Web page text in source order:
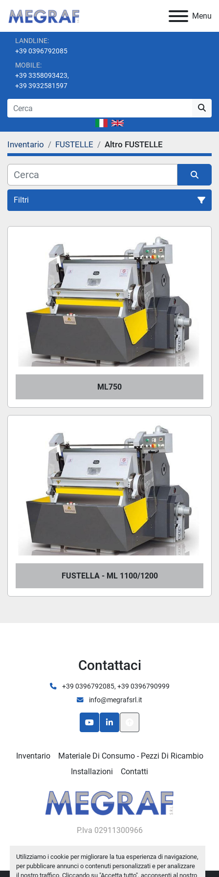
Utilizziamo i cookie per migliorare la tua esperienza di navigazione,
per pubblicare annunci o contenuti personalizzati e per analizzare
il nostro traffico. Cliccando su "Accetta tutto", acconsenti al nostro
Menu
LANDLINE:
+39 0396792085
MOBILE:
+39 3358093423,
+39 3932581597
Inventario FUSTELLE Altro FUSTELLE
Filtri
FUSTELLE (2)
Ordina per
ML750
FUSTELLA - ML 1100/1200
Contattaci
+39 0396792085, +39 0396790999
info@megrafsrl.it
youtubelinkedin
Inventario
Materiale Di Consumo - Pezzi Di Ricambio
Installazioni
Contatti
P.Iva 02911300966